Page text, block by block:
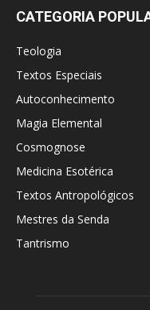
CATEGORIA
Teologia
Textos Especiais
Autoconhecimento
Magia Elemental
Cosmognose
Medicina Esotérica
Textos Antropológicos
Mestres da Senda
Tantrismo